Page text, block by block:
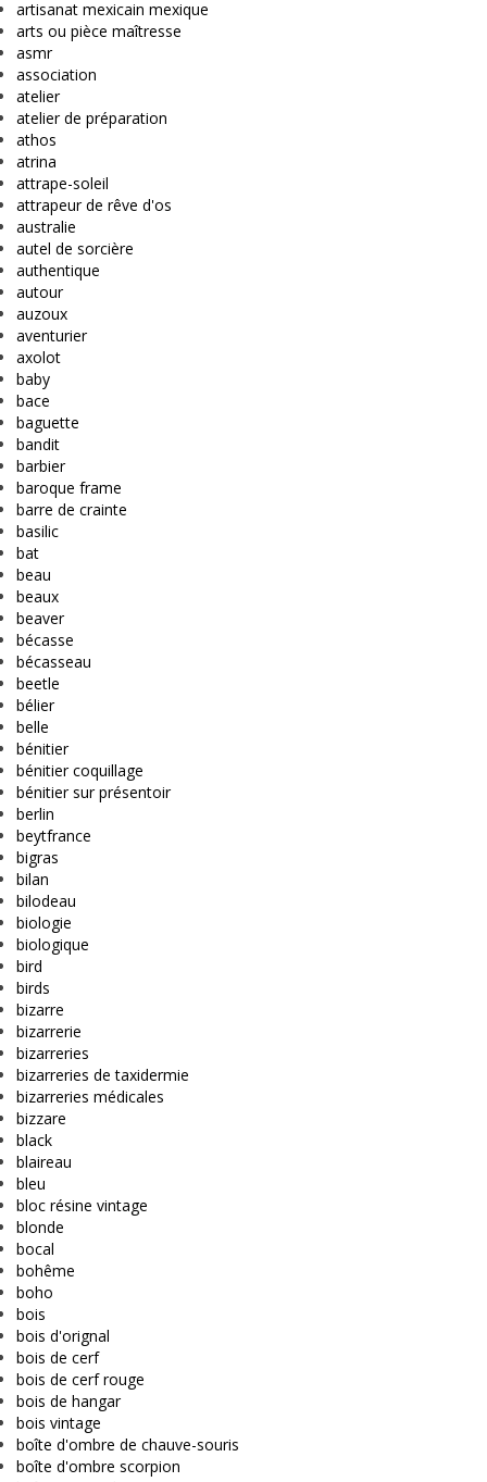
artisanat mexicain mexique
arts ou pièce maîtresse
asmr
association
atelier
atelier de préparation
athos
atrina
attrape-soleil
attrapeur de rêve d'os
australie
autel de sorcière
authentique
autour
auzoux
aventurier
axolot
baby
bace
baguette
bandit
barbier
baroque frame
barre de crainte
basilic
bat
beau
beaux
beaver
bécasse
bécasseau
beetle
bélier
belle
bénitier
bénitier coquillage
bénitier sur présentoir
berlin
beytfrance
bigras
bilan
bilodeau
biologie
biologique
bird
birds
bizarre
bizarrerie
bizarreries
bizarreries de taxidermie
bizarreries médicales
bizzare
black
blaireau
bleu
bloc résine vintage
blonde
bocal
bohême
boho
bois
bois d'orignal
bois de cerf
bois de cerf rouge
bois de hangar
bois vintage
boîte d'ombre de chauve-souris
boîte d'ombre scorpion